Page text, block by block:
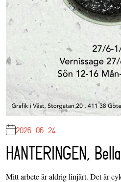
2026-06-24
HANTERINGEN,
Mitt arbete är aldrig linjärt. Det är